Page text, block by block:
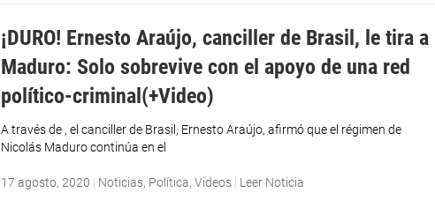
¡DURO! Ernesto Araújo, canciller de Brasil, le tira a
Maduro: Solo sobrevive con el apoyo de una red
político-criminal(+Video)
A través de , el canciller de Brasil, Ernesto Araújo, afirmó que el régimen de
Nicolás Maduro continúa en el
17 agosto, 2020 | Noticias, Política,Videos | Leer Noticia